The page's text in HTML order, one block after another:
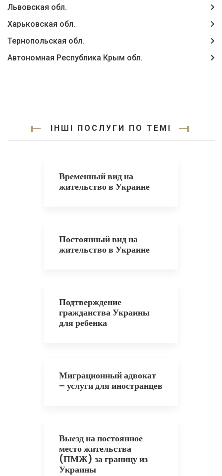
Львовская обл.
Харьковская обл.
Тернопольская обл.
Автономная Республика Крым обл.
ІНШІ ПОСЛУГИ ПО ТЕМІ
Временный вид на
жительство в Украине
Постоянный вид на
жительство в Украине
Подтверждение
гражданства Украины
для ребенка
Миграционный адвокат
– услуги для иностранцев
Выезд на постоянное
место жительства
(ПМЖ) за границу из
Украины